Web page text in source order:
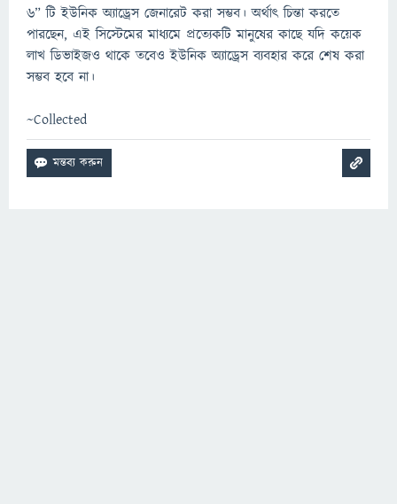
৬” টি ইউনিক অ্যাড্রেস জেনারেট করা সম্ভব। অর্থাৎ চিন্তা করতে
পারছেন, এই সিস্টেমের মাধ্যমে প্রত্যেকটি মানুষের কাছে যদি কয়েক
লাখ ডিভাইজও থাকে তবেও ইউনিক অ্যাড্রেস ব্যবহার করে শেষ করা
সম্ভব হবে না।
~Collected